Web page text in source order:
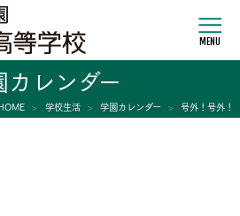
MENU
カレンダー
学校生活 学園カレンダー 号外！号外！